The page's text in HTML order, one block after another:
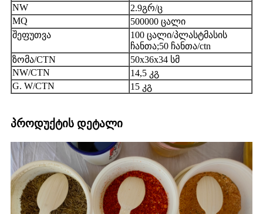
NW
2.9გრ/ც
MQ
500000 ცალი
შეფუთვა
100 ცალი/პლასტმასის
ჩანთა;50 ჩანთა/ctn
ზომა/CTN
50x36x34 სმ
NW/CTN
14,5 კგ
G. W/CTN
15 კგ
პროდუქტის დეტალი